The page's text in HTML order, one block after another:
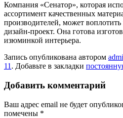
Компания «Сенатор», которая
ассортимент качественных
производителей, может
дизайн-проект. Она готова
изюминкой интерьера.
Запись опубликована автором
11 . Добавьте в закладки
Добавить комментарий
Ваш адрес email не будет
помечены *